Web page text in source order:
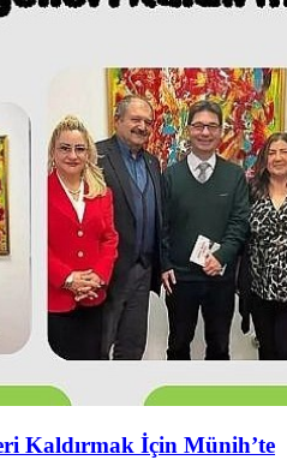
Kaldırmak İçin Münih’te